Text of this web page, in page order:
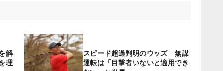
解
理
スピード超過判明のウッズ 無謀
運転は「目撃者いないと適用でき